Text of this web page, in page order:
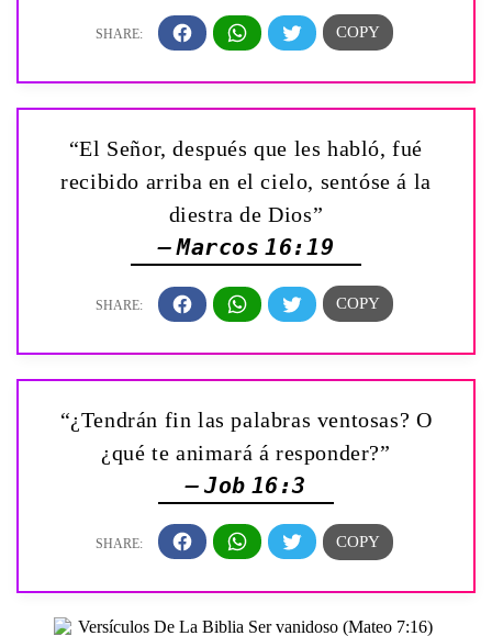
“El Señor, después que les habló, fué
recibido arriba en el cielo, sentóse á la
diestra de Dios”
— Marcos 16:19
“¿Tendrán fin las palabras ventosas? O
¿qué te animará á responder?”
— Job 16:3